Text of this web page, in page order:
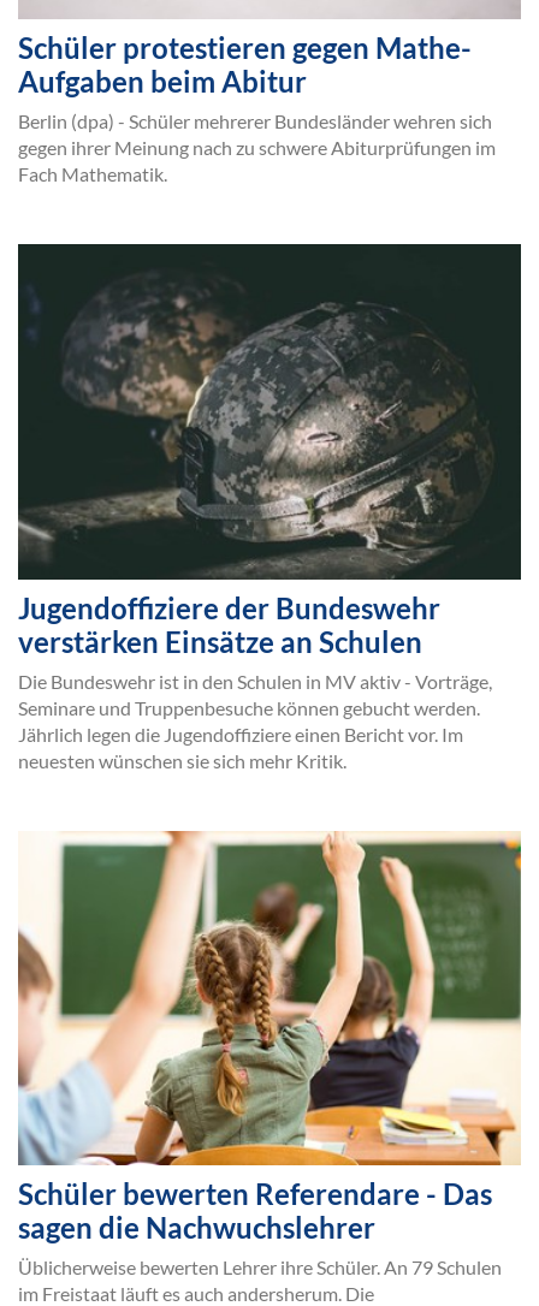
Schüler protestieren gegen Mathe-
Aufgaben beim Abitur
Berlin (dpa) - Schüler mehrerer Bundesländer wehren sich
gegen ihrer Meinung nach zu schwere Abiturprüfungen im
Fach Mathematik.
Jugendoffiziere der Bundeswehr
verstärken Einsätze an Schulen
Die Bundeswehr ist in den Schulen in MV aktiv - Vorträge,
Seminare und Truppenbesuche können gebucht werden.
Jährlich legen die Jugendoffiziere einen Bericht vor. Im
neuesten wünschen sie sich mehr Kritik.
Schüler bewerten Referendare - Das
sagen die Nachwuchslehrer
Üblicherweise bewerten Lehrer ihre Schüler. An 79 Schulen
im Freistaat läuft es auch andersherum. Die